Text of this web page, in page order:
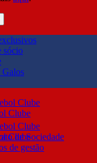
sócio
Galos
Clube
de Sociedade
de gestão
Clube